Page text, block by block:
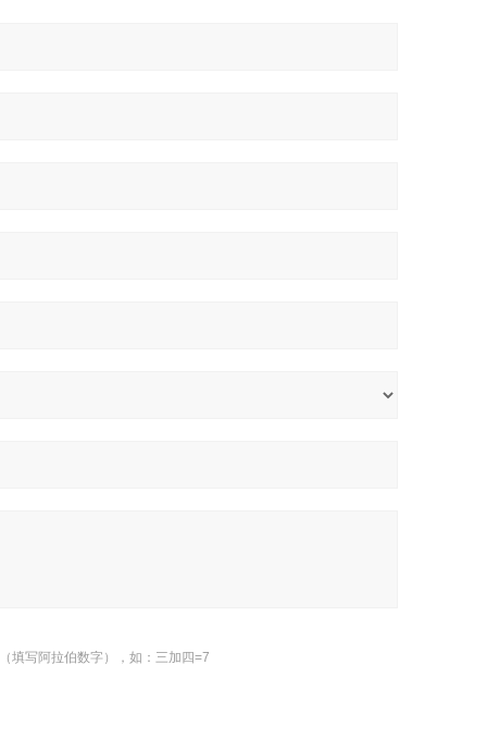
填写阿拉伯数字），如：三加四=7